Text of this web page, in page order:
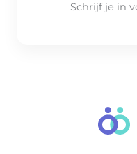
Schrijf je in